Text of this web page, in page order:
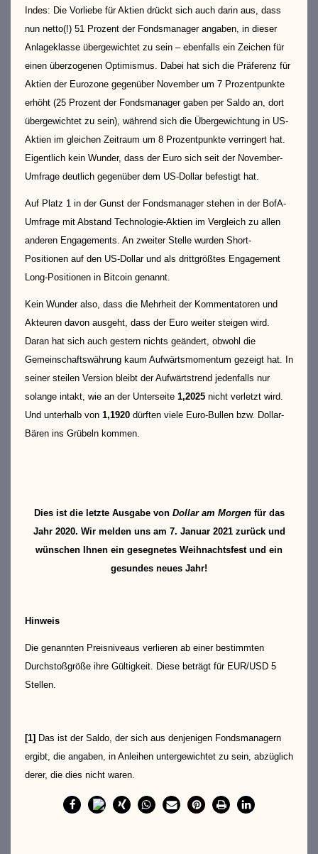
Indes: Die Vorliebe für Aktien drückt sich auch darin aus, dass
nun netto(!) 51 Prozent der Fondsmanager angaben, in dieser
Anlageklasse übergewichtet zu sein – ebenfalls ein Zeichen für
einen überzogenen Optimismus. Dabei hat sich die Präferenz für
Aktien der Eurozone gegenüber November um 7 Prozentpunkte
erhöht (25 Prozent der Fondsmanager gaben per Saldo an, dort
übergewichtet zu sein), während sich die Übergewichtung in US-
Aktien im gleichen Zeitraum um 8 Prozentpunkte verringert hat.
Eigentlich kein Wunder, dass der Euro sich seit der November-
Umfrage deutlich gegenüber dem US-Dollar befestigt hat.
Auf Platz 1 in der Gunst der Fondsmanager stehen in der BofA-
Umfrage mit Abstand Technologie-Aktien im Vergleich zu allen
anderen Engagements. An zweiter Stelle wurden Short-
Positionen auf den US-Dollar und als drittgrößtes Engagement
Long-Positionen in Bitcoin genannt.
Kein Wunder also, dass die Mehrheit der Kommentatoren und
Akteuren davon ausgeht, dass der Euro weiter steigen wird.
Daran hat sich auch gestern nichts geändert, obwohl die
Gemeinschaftswährung kaum Aufwärtsmomentum gezeigt hat. In
seiner steilen Version bleibt der Aufwärtstrend jedenfalls nur
solange intakt, wie an der Unterseite 1,2025 nicht verletzt wird.
Und unterhalb von 1,1920 dürften viele Euro-Bullen bzw. Dollar-
Bären ins Grübeln kommen.
Dies ist die letzte Ausgabe von Dollar am Morgen für das
Jahr 2020. Wir melden uns am 7. Januar 2021 zurück und
wünschen Ihnen ein gesegnetes Weihnachtsfest und ein
gesundes neues Jahr!
Hinweis
Die genannten Preisniveaus verlieren ab einer bestimmten
Durchstoßgröße ihre Gültigkeit. Diese beträgt für EUR/USD 5
Stellen.
[1] Das ist der Saldo, der sich aus denjenigen Fondsmanagern
ergibt, die angaben, in Anleihen untergewichtet zu sein, abzüglich
derer, die dies nicht waren.